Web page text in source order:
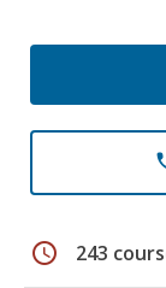
schedule 243